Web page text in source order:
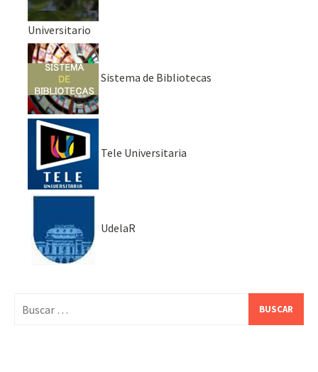
Universitario
Sistema de Bibliotecas
Tele Universitaria
UdelaR